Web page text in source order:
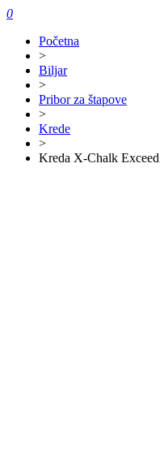
0
Početna
>
Biljar
>
Pribor za štapove
>
Krede
>
Kreda X-Chalk Exceed